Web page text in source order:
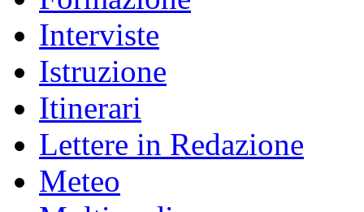
Interviste
Istruzione
Itinerari
Lettere in Redazione
Meteo